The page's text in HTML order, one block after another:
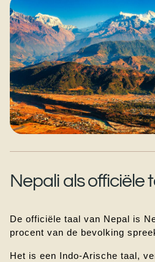
Nepali als officiële
De officiële taal van Nepal is
procent van de bevolking
Het is een Indo-Arische taal,